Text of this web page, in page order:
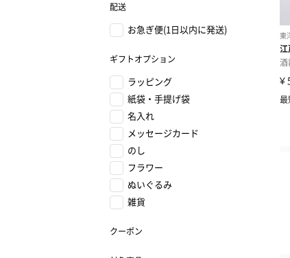
配送
お急ぎ便(1日以内に発送)
ギフトオプション
ラッピング
紙袋・手提げ袋
名入れ
メッセージカード
のし
フラワー
ぬいぐるみ
雑貨
クーポン